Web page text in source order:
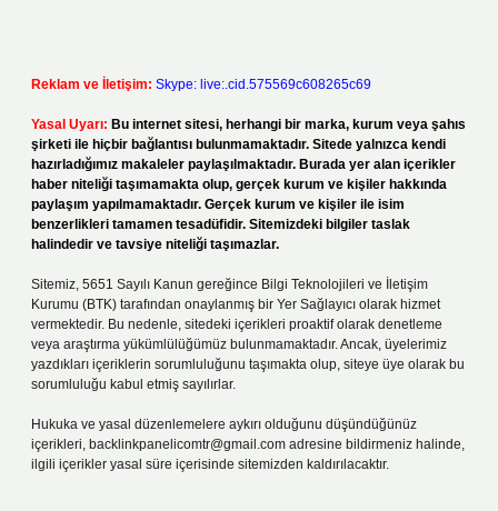
Reklam ve İletişim: Skype: live:.cid.575569c608265c69
Yasal Uyarı: Bu internet sitesi, herhangi bir marka, kurum veya şahıs
şirketi ile hiçbir bağlantısı bulunmamaktadır. Sitede yalnızca kendi
hazırladığımız makaleler paylaşılmaktadır. Burada yer alan içerikler
haber niteliği taşımamakta olup, gerçek kurum ve kişiler hakkında
paylaşım yapılmamaktadır. Gerçek kurum ve kişiler ile isim
benzerlikleri tamamen tesadüfidir. Sitemizdeki bilgiler taslak
halindedir ve tavsiye niteliği taşımazlar.
Sitemiz, 5651 Sayılı Kanun gereğince Bilgi Teknolojileri ve İletişim
Kurumu (BTK) tarafından onaylanmış bir Yer Sağlayıcı olarak hizmet
vermektedir. Bu nedenle, sitedeki içerikleri proaktif olarak denetleme
veya araştırma yükümlülüğümüz bulunmamaktadır. Ancak, üyelerimiz
yazdıkları içeriklerin sorumluluğunu taşımakta olup, siteye üye olarak bu
sorumluluğu kabul etmiş sayılırlar.
Hukuka ve yasal düzenlemelere aykırı olduğunu düşündüğünüz
içerikleri, backlinkpanelicomtr@gmail.com adresine bildirmeniz halinde,
ilgili içerikler yasal süre içerisinde sitemizden kaldırılacaktır.